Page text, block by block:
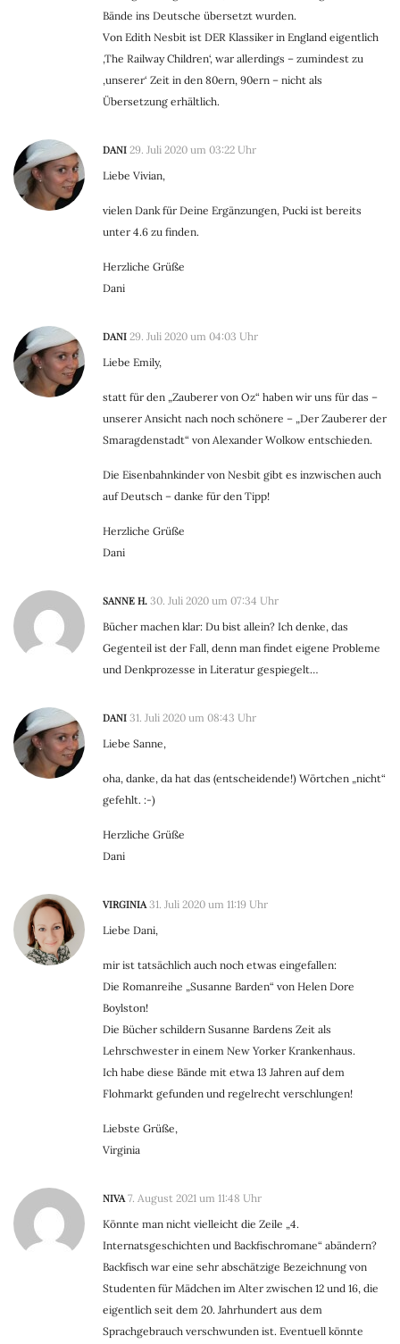
Bände ins Deutsche übersetzt wurden.
Von Edith Nesbit ist DER Klassiker in England eigentlich
‚The Railway Children‘, war allerdings – zumindest zu
‚unserer‘ Zeit in den 80ern, 90ern – nicht als
Übersetzung erhältlich.
DANI 29. Juli 2020 um 03:22 Uhr
Liebe Vivian,
vielen Dank für Deine Ergänzungen, Pucki ist bereits
unter 4.6 zu finden.
Herzliche Grüße
Dani
DANI 29. Juli 2020 um 04:03 Uhr
Liebe Emily,
statt für den „Zauberer von Oz“ haben wir uns für das –
unserer Ansicht nach noch schönere – „Der Zauberer der
Smaragdenstadt“ von Alexander Wolkow entschieden.
Die Eisenbahnkinder von Nesbit gibt es inzwischen auch
auf Deutsch – danke für den Tipp!
Herzliche Grüße
Dani
SANNE H. 30. Juli 2020 um 07:34 Uhr
Bücher machen klar: Du bist allein? Ich denke, das
Gegenteil ist der Fall, denn man findet eigene Probleme
und Denkprozesse in Literatur gespiegelt…
DANI 31. Juli 2020 um 08:43 Uhr
Liebe Sanne,
oha, danke, da hat das (entscheidende!) Wörtchen „nicht“
gefehlt. :-)
Herzliche Grüße
Dani
VIRGINIA 31. Juli 2020 um 11:19 Uhr
Liebe Dani,
mir ist tatsächlich auch noch etwas eingefallen:
Die Romanreihe „Susanne Barden“ von Helen Dore
Boylston!
Die Bücher schildern Susanne Bardens Zeit als
Lehrschwester in einem New Yorker Krankenhaus.
Ich habe diese Bände mit etwa 13 Jahren auf dem
Flohmarkt gefunden und regelrecht verschlungen!
Liebste Grüße,
Virginia
NIVA 7. August 2021 um 11:48 Uhr
Könnte man nicht vielleicht die Zeile „4.
Internatsgeschichten und Backfischromane“ abändern?
Backfisch war eine sehr abschätzige Bezeichnung von
Studenten für Mädchen im Alter zwischen 12 und 16, die
eigentlich seit dem 20. Jahrhundert aus dem
Sprachgebrauch verschwunden ist. Eventuell könnte